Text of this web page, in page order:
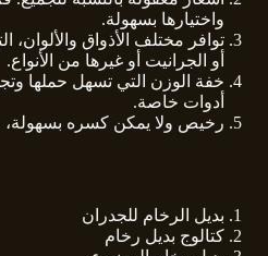
واختيارها بسهولة.
توافر مختلف الأذواق والألوان،
أو الجرانيت أو غيرها من الأنواع.
خفة الوزن التي تسهل حملها
أدوات خاصة.
رخيص ولا يمكن كسره
بديل الرخام للجدران
كتالوج بديل رخام